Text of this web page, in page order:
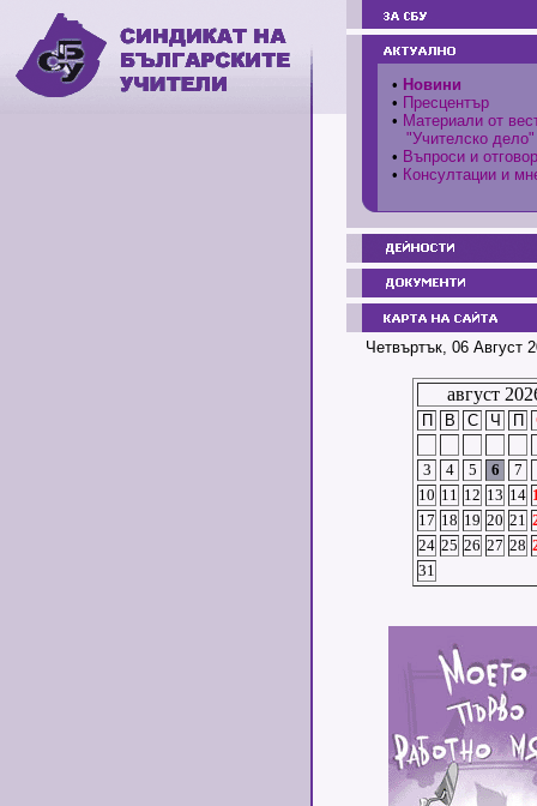
• Новини
• Пресцентър
• Материали от
"Учителско дело"
• Въпроси и
• Консултации и
Четвъртък, 06 Август
август
П В С Ч П
3
4 5 6 7
10 11 12 13 14
17 18 19 20 21
24 25 26 27 28
31